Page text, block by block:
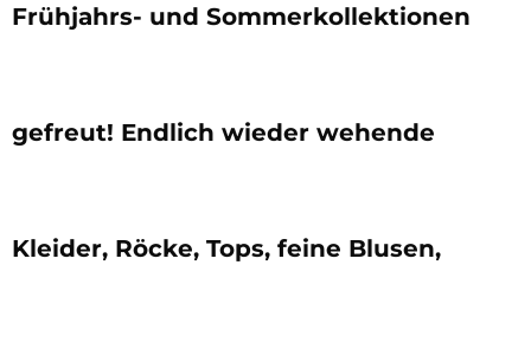
Frühjahrs- und Sommerkollektionen
gefreut! Endlich wieder wehende
Kleider, Röcke, Tops, feine Blusen,